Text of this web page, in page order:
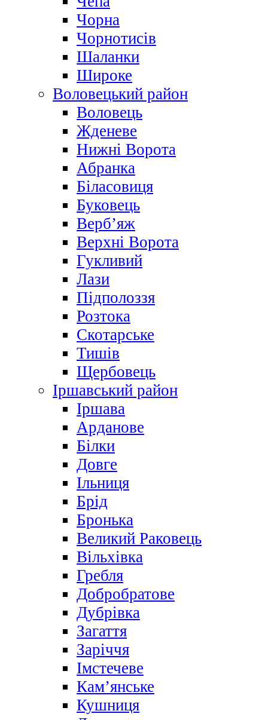
Чорна
Чорнотисів
Шаланки
Широке
Воловецький район
Воловець
Жденеве
Нижні Ворота
Абранка
Біласовиця
Буковець
Верб’яж
Верхні Ворота
Гукливий
Лази
Підполоззя
Розтока
Скотарське
Тишів
Щербовець
Іршавський район
Іршава
Арданове
Білки
Довге
Ільниця
Брід
Бронька
Великий Раковець
Вільхівка
Гребля
Добробратове
Дубрівка
Загаття
Заріччя
Імстечеве
Кам’янське
Кушниця